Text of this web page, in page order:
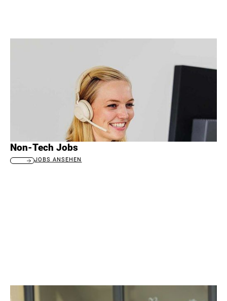
Non-Tech Jobs
JOBS ANSEHEN